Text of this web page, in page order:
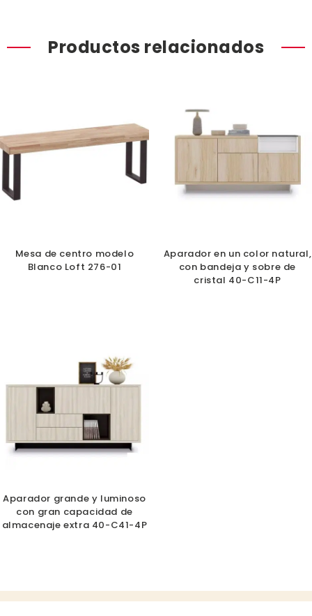
Productos relacionados
Mesa de centro modelo
Blanco Loft 276-01
Aparador en un color natural,
con bandeja y sobre de
cristal 40-C11-4P
Aparador grande y luminoso
con gran capacidad de
almacenaje extra 40-C41-4P